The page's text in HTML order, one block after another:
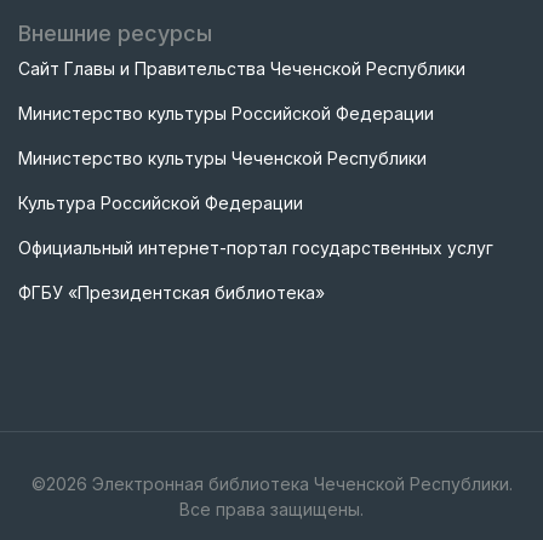
Внешние ресурсы
Сайт Главы и Правительства Чеченской Республики
Министерство культуры Российской Федерации
Министерство культуры Чеченской Республики
Культура Российской Федерации
Официальный интернет-портал государственных услуг
ФГБУ «Президентская библиотека»
©2026 Электронная библиотека Чеченской Республики.
Все права защищены.